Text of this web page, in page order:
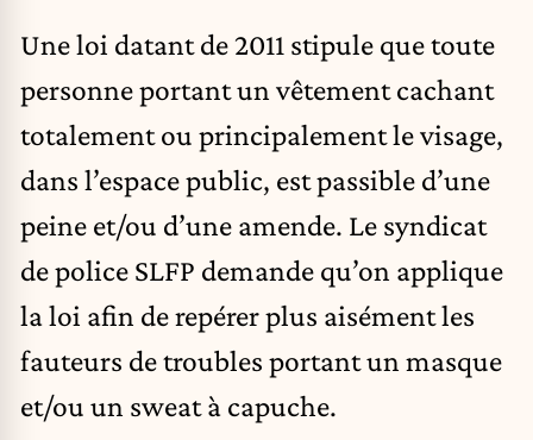
Une loi datant de 2011 stipule que toute
personne portant un vêtement cachant
totalement ou principalement le visage,
dans l’espace public, est passible d’une
peine et/ou d’une amende. Le syndicat
de police SLFP demande qu’on applique
la loi afin de repérer plus aisément les
fauteurs de troubles portant un masque
et/ou un sweat à capuche.